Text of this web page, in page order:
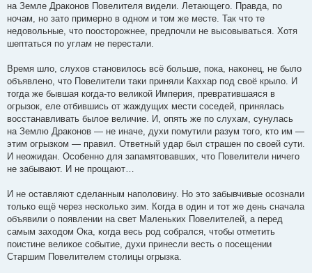
на Земле Драконов Повелителя видели. Летающего. Правда, по
ночам, но зато примерно в одном и том же месте. Так что те
недовольные, что поосторожнее, предпочли не высовываться. Хотя
шептаться по углам не перестали.
Время шло, слухов становилось всё больше, пока, наконец, не было
объявлено, что Повелители таки приняли Каххар под своё крыло. И
тогда же бывшая когда-то великой Империя, превратившаяся в
огрызок, еле отбившись от жаждущих мести соседей, принялась
восстанавливать былое величие. И, опять же по слухам, сунулась
на Землю Драконов — не иначе, духи помутили разум того, кто им —
этим огрызком — правил. Ответный удар был страшен по своей сути.
И неожидан. Особенно для запамятовавших, что Повелители ничего
не забывают. И не прощают…
И не оставляют сделанным наполовину. Но это забывчивые осознали
только ещё через несколько зим. Когда в один и тот же день сначала
объявили о появлении на свет Маленьких Повелителей, а перед
самым заходом Ока, когда весь род собрался, чтобы отметить
поистине великое событие, духи принесли весть о посещении
Старшим Повелителем столицы огрызка.